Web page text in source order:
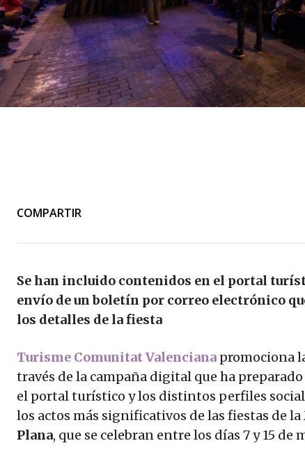
COMPARTIR
Se han incluido contenidos en el portal
envío de un boletín por correo electrónico
los detalles de la fiesta
Turisme Comunitat Valenciana promociona
través de la campaña digital que ha
el portal turístico y los distintos perfiles
los actos más significativos de las fiestas de
Plana, que se celebran entre los días 7 y 15 de